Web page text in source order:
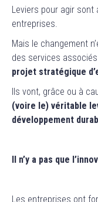
Leviers pour agir
entreprises.
Mais le changement
des services
projet stratégique
Ils vont, grâce ou à
(voire le) véritable
développement
Il n’y a pas que
Les entreprises ont